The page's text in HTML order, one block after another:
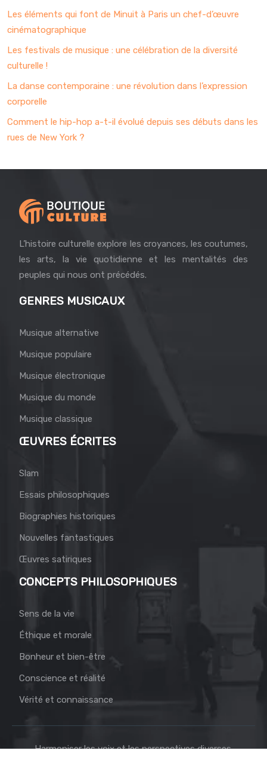
Les éléments qui font de Minuit à Paris un chef-d’œuvre
cinématographique
Les festivals de musique : une célébration de la diversité
culturelle !
La danse contemporaine : une révolution dans l’expression
corporelle
Comment le hip-hop a-t-il évolué depuis ses débuts dans les
rues de New York ?
L’histoire culturelle explore les croyances, les coutumes,
les arts, la vie quotidienne et les mentalités des
peuples qui nous ont précédés.
GENRES MUSICAUX
Musique alternative
Musique populaire
Musique électronique
Musique du monde
Musique classique
ŒUVRES ÉCRITES
Slam
Essais philosophiques
Biographies historiques
Nouvelles fantastiques
Œuvres satiriques
CONCEPTS PHILOSOPHIQUES
Sens de la vie
Éthique et morale
Bonheur et bien-être
Conscience et réalité
Vérité et connaissance
Harmoniser les voix et les perspectives diverses.